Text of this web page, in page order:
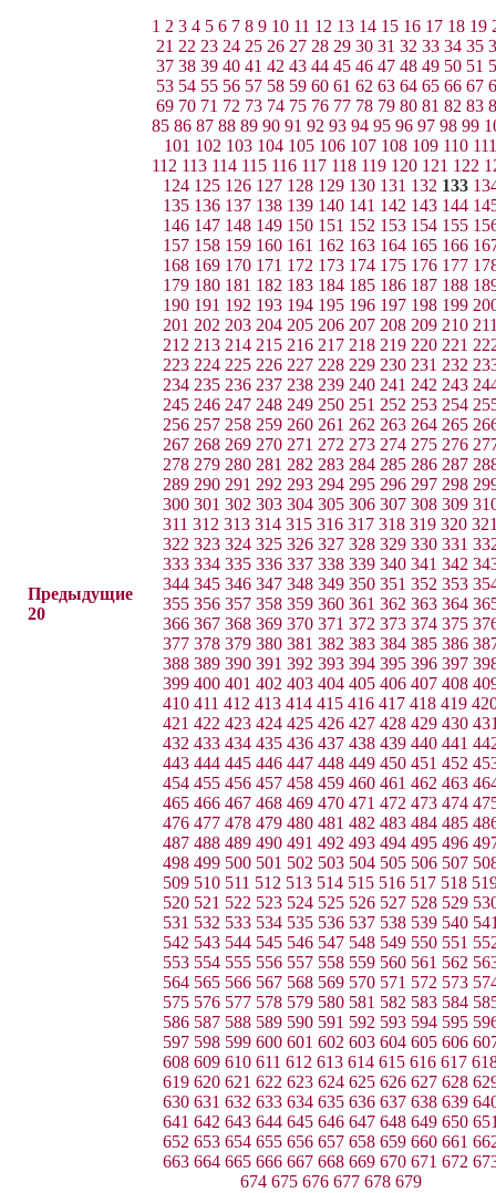
Предыдущие
20
1 2 3 4 5 6 7 8 9 10 11 12 13 14 15 16 17 18 19
21 22 23 24 25 26 27 28 29 30 31 32 33 34 35
37 38 39 40 41 42 43 44 45 46 47 48 49 50 51
53 54 55 56 57 58 59 60 61 62 63 64 65 66 67
69 70 71 72 73 74 75 76 77 78 79 80 81 82 83
85 86 87 88 89 90 91 92 93 94 95 96 97 98 99
101 102 103 104 105 106 107 108 109 110 111
112 113 114 115 116 117 118 119 120 121 122
124 125 126 127 128 129 130 131 132 133
135 136 137 138 139 140 141 142 143 144
146 147 148 149 150 151 152 153 154 155
157 158 159 160 161 162 163 164 165 166
168 169 170 171 172 173 174 175 176 177
179 180 181 182 183 184 185 186 187 188
190 191 192 193 194 195 196 197 198 199
201 202 203 204 205 206 207 208 209 210
212 213 214 215 216 217 218 219 220 221
223 224 225 226 227 228 229 230 231 232
234 235 236 237 238 239 240 241 242 243
245 246 247 248 249 250 251 252 253 254
256 257 258 259 260 261 262 263 264 265
267 268 269 270 271 272 273 274 275 276
278 279 280 281 282 283 284 285 286 287
289 290 291 292 293 294 295 296 297 298
300 301 302 303 304 305 306 307 308 309
311 312 313 314 315 316 317 318 319 320
322 323 324 325 326 327 328 329 330 331
333 334 335 336 337 338 339 340 341 342
344 345 346 347 348 349 350 351 352 353
355 356 357 358 359 360 361 362 363 364
366 367 368 369 370 371 372 373 374 375
377 378 379 380 381 382 383 384 385 386
388 389 390 391 392 393 394 395 396 397
399 400 401 402 403 404 405 406 407 408
410 411 412 413 414 415 416 417 418 419
421 422 423 424 425 426 427 428 429 430
432 433 434 435 436 437 438 439 440 441
443 444 445 446 447 448 449 450 451 452
454 455 456 457 458 459 460 461 462 463
465 466 467 468 469 470 471 472 473 474
476 477 478 479 480 481 482 483 484 485
487 488 489 490 491 492 493 494 495 496
498 499 500 501 502 503 504 505 506 507
509 510 511 512 513 514 515 516 517 518
520 521 522 523 524 525 526 527 528 529
531 532 533 534 535 536 537 538 539 540
542 543 544 545 546 547 548 549 550 551
553 554 555 556 557 558 559 560 561 562
564 565 566 567 568 569 570 571 572 573
575 576 577 578 579 580 581 582 583 584
586 587 588 589 590 591 592 593 594 595
597 598 599 600 601 602 603 604 605 606
608 609 610 611 612 613 614 615 616 617
619 620 621 622 623 624 625 626 627 628
630 631 632 633 634 635 636 637 638 639
641 642 643 644 645 646 647 648 649 650
652 653 654 655 656 657 658 659 660 661
663 664 665 666 667 668 669 670 671 672
674 675 676 677 678 679